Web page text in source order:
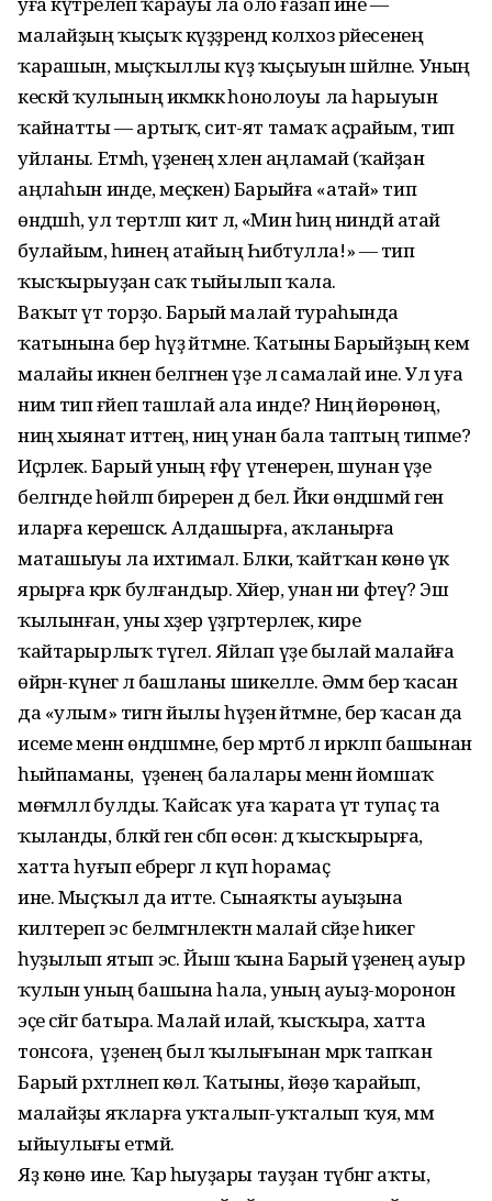
малайҙың ҡыҫыҡ күҙҙәрендә колхоз рәйесенең
ҡарашын, мыҫҡыллы күҙ ҡыҫыуын шәйләне. Уның
кескәй ҡулының икмәккә һонолоуы ла һарыуын
ҡайнатты — артыҡ, сит-ят тамаҡ аҫрайым, тип
уйланы. Етмәһә, үҙенең хәлен аңламай (ҡайҙан
аңлаһын инде, меҫкен) Барыйға «атай» тип
өндәшһә, ул тертләп китә лә, «Мин һиңә ниндәй атай
булайым, һинең атайың Һибәтулла!» — тип
ҡысҡырыуҙан саҡ тыйылып ҡала.
Ваҡыт үтә торҙо. Барый малай тураһында
ҡатынына бер һүҙ әйтмәне. Ҡатыны Барыйҙың кем
малайы икәнен белгәнен үҙе лә самалай ине. Ул уға
нимә тип ғәйеп ташлай ала инде? Ниңә йөрөнөң,
ниңә хыянат иттең, ниңә унан бала таптың типме?
Иҫәрлек. Барый уның ғәфү үтенерен, шунан үҙе
белгәнде һөйләп биререн дә белә. Йәки өндәшмәй генә
иларға керешәсәк. Алдашырға, аҡланырға
маташыуы ла ихтимал. Бәлки, ҡайтҡан көнө үк
ярырға кәрәк булғандыр. Хәйер, унан ни фәтеүә? Эш
ҡылынған, уны хәҙер үҙгәртерлек, кире
ҡайтарырлыҡ түгел. Яйлап үҙе былай малайға
өйрәнә-күнегә лә башланы шикелле. Әммә бер ҡасан
да «улым» тигән йылы һүҙен әйтмәне, бер ҡасан да
исеме менән өндәшмәне, бер мәртәбә лә иркәләп башынан
һыйпаманы, ә үҙенең балалары менән йомшаҡ
мөғәмәләлә булды. Ҡайсаҡ уға ҡарата үтә тупаҫ та
ҡыланды, бәләкәй генә сәбәп өсөн: дә ҡысҡырырға,
хатта һуғып ебәрергә лә күп һорамаҫ
ине. Мыҫҡыл да итте. Сынаяҡты ауыҙына
килтереп эсә белмәгәнлектән малай сәйҙе һикегә
һуҙылып ятып эсә. Йыш ҡына Барый үҙенең ауыр
ҡулын уның башына һала, уның ауыҙ-моронон
эҫе сәйгә батыра. Малай илай, ҡысҡыра, хатта
тонсоға, ә үҙенең был ҡылығынан мәрәкә тапҡан
Барый рәхәтләнеп көлә. Ҡатыны, йөҙө ҡарайып,
малайҙы яҡларға уҡталып-уҡталып ҡуя, әммә
ыйыулығы етмәй.
Яҙ көнө ине. Ҡар һыуҙары тауҙан түбәнгә аҡты,